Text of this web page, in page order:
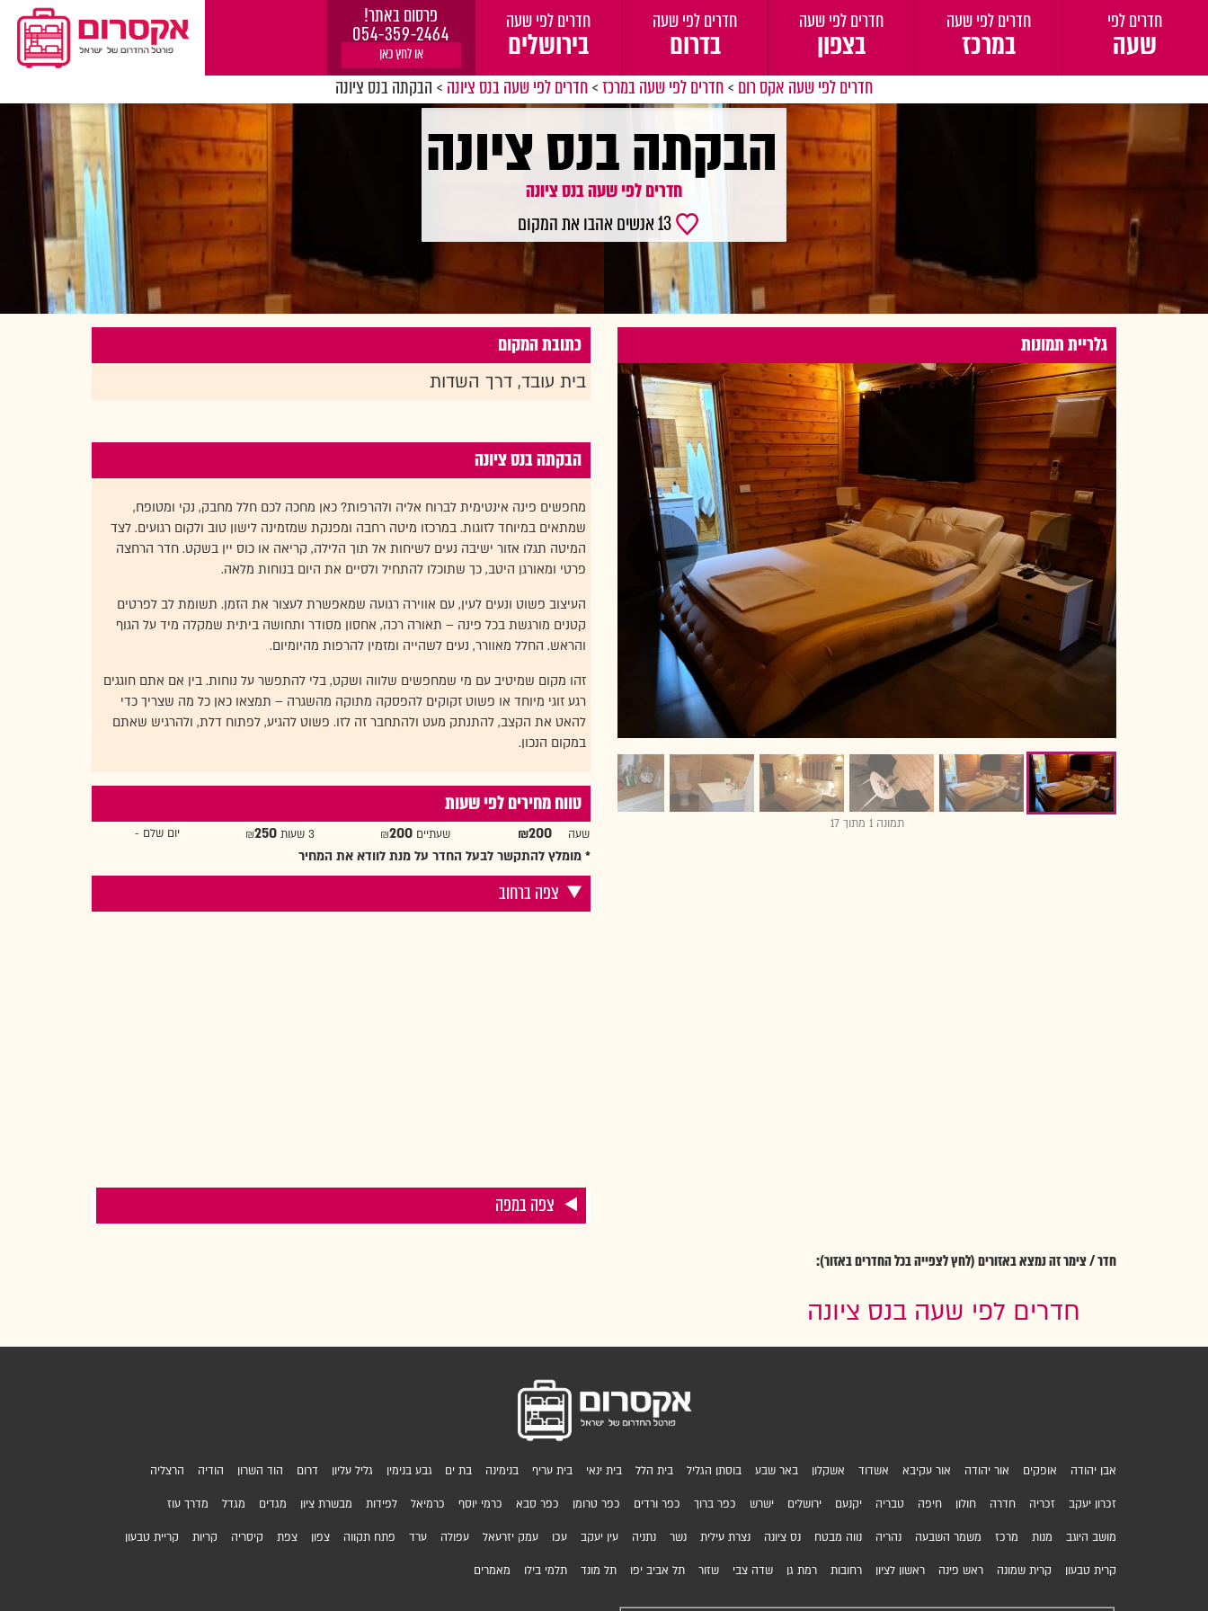
חדרים לפי
שעה
חדרים לפי שעה
במרכז
חדרים לפי שעה
בצפון
חדרים לפי שעה
בדרום
חדרים לפי שעה
בירושלים
פרסום באתר!
054-359-2464
או לחץ כאן
חדרים לפי שעה אקס רום >חדרים לפי שעה במרכז>חדרים לפי שעה בנס ציונה > הבקתה בנס ציונה
הבקתה בנס ציונה
חדרים לפי שעה בנס ציונה
13 אנשים אהבו את המקום
גלריית תמונות
תמונה 1 מתוך 17
כתובת המקום
בית עובד, דרך השדות
הבקתה בנס ציונה
מחפשים פינה אינטימית לברוח אליה ולהרפות? כאן מחכה לכם חלל מחבק, נקי ומטופח,
שמתאים במיוחד לזוגות. במרכזו מיטה רחבה ומפנקת שמזמינה לישון טוב ולקום רגועים. לצד
המיטה תגלו אזור ישיבה נעים לשיחות אל תוך הלילה, קריאה או כוס יין בשקט. חדר הרחצה
פרטי ומאורגן היטב, כך שתוכלו להתחיל ולסיים את היום בנוחות מלאה.
העיצוב פשוט ונעים לעין, עם אווירה רגועה שמאפשרת לעצור את הזמן. תשומת לב לפרטים
קטנים מורגשת בכל פינה – תאורה רכה, אחסון מסודר ותחושה ביתית שמקלה מיד על הגוף
והראש. החלל מאוורר, נעים לשהייה ומזמין להרפות מהיומיום.
זהו מקום שמיטיב עם מי שמחפשים שלווה ושקט, בלי להתפשר על נוחות. בין אם אתם חוגגים
רגע זוגי מיוחד או פשוט זקוקים להפסקה מתוקה מהשגרה – תמצאו כאן כל מה שצריך כדי
להאט את הקצב, להתנתק מעט ולהתחבר זה לזו. פשוט להגיע, לפתוח דלת, ולהרגיש שאתם
במקום הנכון.
טווח מחירים לפי שעות
שעה ₪200 שעתיים ₪ 200 3 שעות ₪ 250 יום שלם -
* מומלץ להתקשר לבעל החדר על מנת לוודא את המחיר
צפה ברחוב
צפה במפה
חדר / צימר זה נמצא באזורים (לחץ לצפייה בכל החדרים באזור):
חדרים לפי שעה בנס ציונה
אבן יהודה אופקים אור יהודה אור עקיבא אשדוד אשקלון באר שבע בוסתן הגליל בית הלל בית ינאי בית עריף בנימינה בת ים גבע בנימין גליל עליון דרום הוד השרון הודיה הרצליה
זכרון יעקב זכריה חדרה חולון חיפה טבריה יקנעם ירושלים ישרש כפר ברוך כפר ורדים כפר טרומן כפר סבא כרמי יוסף כרמיאל לפידות מבשרת ציון מגדים מגדל מדרך עוז
מושב היוגב מנות מרכז משמר השבעה נהריה נווה מבטח נס ציונה נצרת עילית נשר נתניה עין יעקב עכו עמק יזרעאל עפולה ערד פתח תקווה צפון צפת קיסריה קריות קריית טבעון
קרית טבעון קרית שמונה ראש פינה ראשון לציון רחובות רמת גן שדה צבי שזור תל אביב יפו תל מונד תלמי בילו מאמרים